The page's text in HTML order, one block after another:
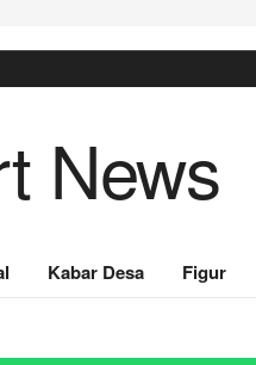
Kabar Desa Figur